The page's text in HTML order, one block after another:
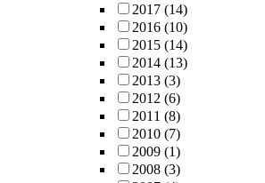
2017 (14)
2016 (10)
2015 (14)
2014 (13)
2013 (3)
2012 (6)
2011 (8)
2010 (7)
2009 (1)
2008 (3)